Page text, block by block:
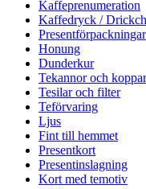
Kaffeprenumeration
Kaffedryck /
Presentförpackningar
Honung
Dunderkur
Tekannor och koppar
Tesilar och filter
Teförvaring
Ljus
Fint till hemmet
Presentkort
Presentinslagning
Kort med temotiv